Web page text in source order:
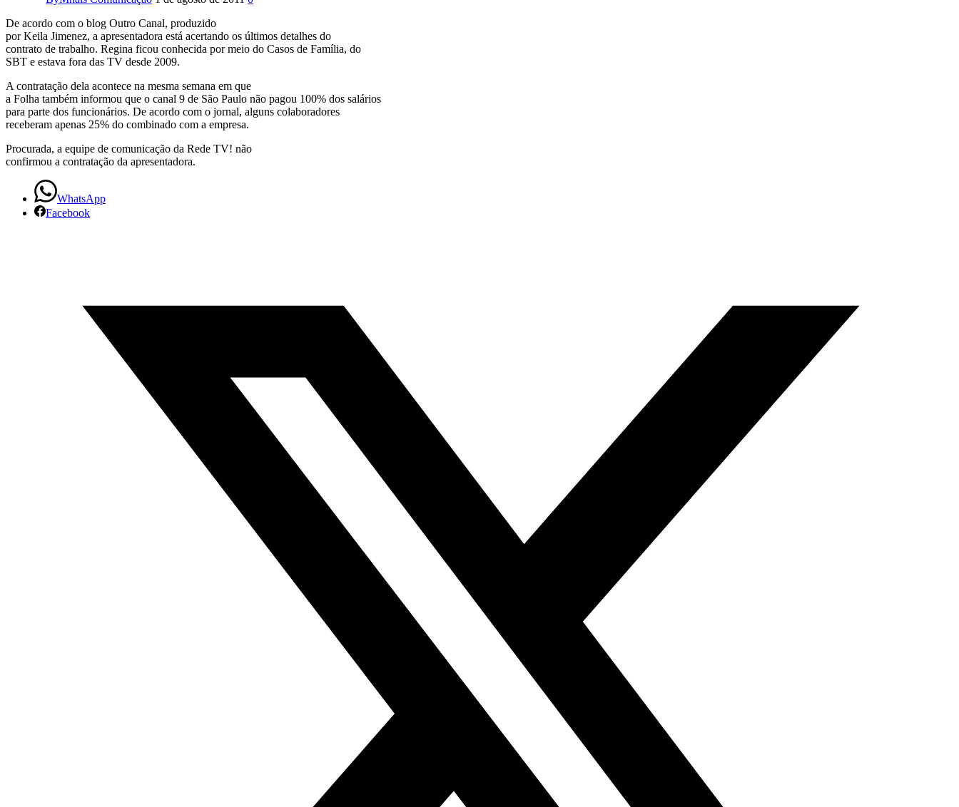
deve
salários
para
alguns
funcionários,
mas
contrata
nova
De acordo com o blog Outro Canal, produzido
por Keila Jimenez, a apresentadora está acertando os últimos detalhes do
contrato de trabalho. Regina ficou conhecida por meio do Casos de Família, do
SBT e estava fora das TV desde 2009.
A contratação dela acontece na mesma semana em que
a Folha também informou que o canal 9 de São Paulo não pagou 100% dos salários
para parte dos funcionários. De acordo com o jornal, alguns colaboradores
receberam apenas 25% do combinado com a empresa.
Procurada, a equipe de comunicação da Rede TV! não
confirmou a contratação da apresentadora.
WhatsApp
Facebook